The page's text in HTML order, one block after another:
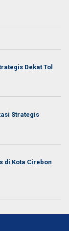
Dekat Tol
Strategis
di Kota Cirebon